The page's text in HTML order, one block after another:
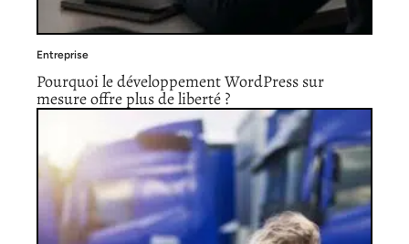
Entreprise
Pourquoi le développement WordPress sur
mesure offre plus de liberté ?